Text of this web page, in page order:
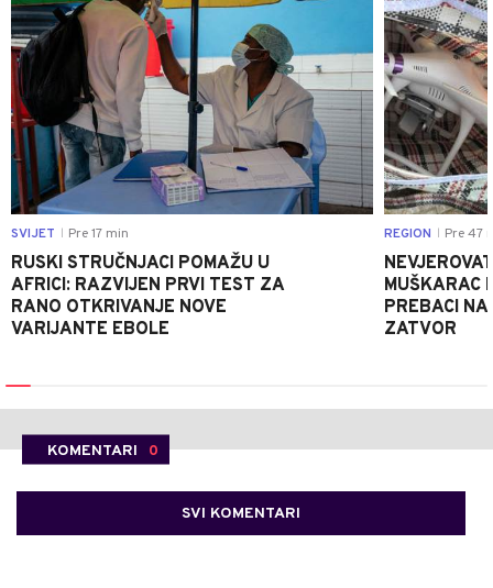
SVIJET Pre 17 min
RUSKI STRUČNJACI POMAŽU U
AFRICI: RAZVIJEN PRVI TEST ZA
RANO OTKRIVANJE NOVE
VARIJANTE EBOLE
REGION Pre 47
MUŠKARAC
PREBACI
ZATVOR
KOMENTARI 0
SVI KOMENTARI